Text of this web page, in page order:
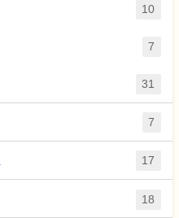
10
7
31
7
17
18